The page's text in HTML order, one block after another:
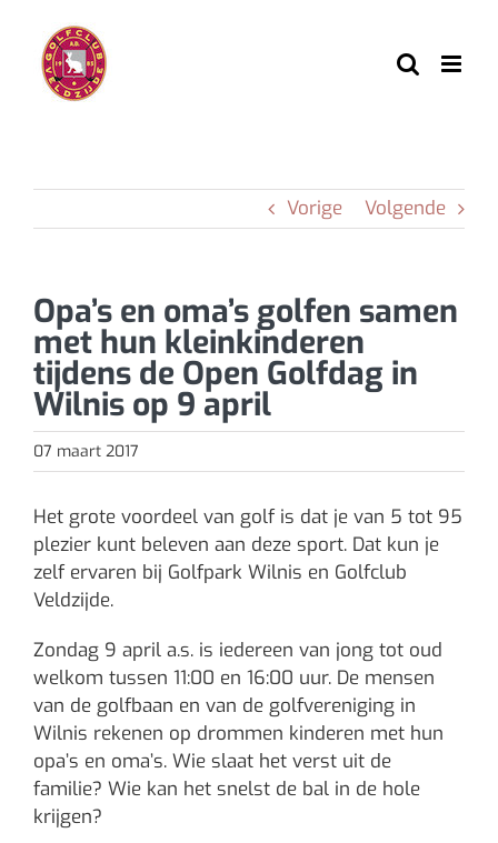
inhoud
Vorige Volgende
Opa’s en oma’s golfen samen
met hun kleinkinderen
tijdens de Open Golfdag in
Wilnis op 9 april
07 maart 2017
Het grote voordeel van golf is dat je van 5 tot 95
plezier kunt beleven aan deze sport. Dat kun je
zelf ervaren bij Golfpark Wilnis en Golfclub
Veldzijde.
Zondag 9 april a.s. is iedereen van jong tot oud
welkom tussen 11:00 en 16:00 uur. De mensen
van de golfbaan en van de golfvereniging in
Wilnis rekenen op drommen kinderen met hun
opa’s en oma’s. Wie slaat het verst uit de
familie? Wie kan het snelst de bal in de hole
krijgen?